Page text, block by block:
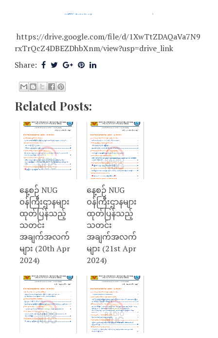
https://drive.google.com/file/d/1XwTtZDAQaVa7N9
rxTrQcZ4DBEZDhbXnm/view?usp=drive_link
Share:
Related Posts:
နေ့စဉ် NUG
ဝန်ကြီးဌာနများ
ထုတ်ပြန်သည့်
သတင်း
အချက်အလက်
များ (20th Apr
2024)
နေ့စဉ် NUG
ဝန်ကြီးဌာနများ
ထုတ်ပြန်သည့်
သတင်း
အချက်အလက်
များ (21st Apr
2024)